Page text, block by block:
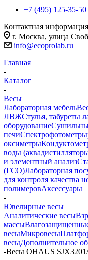
+7 (495) 125-35-50
Контактная информация
г. Москва, улица
info@ecoprolab.ru
Главная
-
Каталог
-
Весы
Лабораторная мебель
ЛВЖСтулья, табуреты
оборудование
печиСпектрофотометры
оксиметры
воды
и элементный анализ
(ГСО)Лабораторная
для контроля качества
полимеровАксессуары
-
Ювелирные весы
Аналитические весы
массы
весыМикровесы
весыДополнительное
-Весы OHAUS